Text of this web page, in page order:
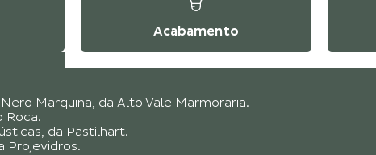
Acabamento
Marquina, da Alto Vale Marmoraria.
Roca.
da Pastilhart.
Projevidros.